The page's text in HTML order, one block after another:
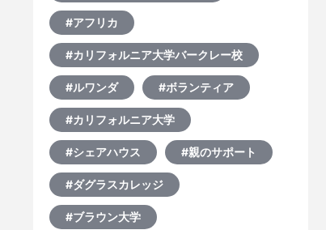
#アフリカ
#カリフォルニア大学バークレー校
#ルワンダ #ボランティア
#カリフォルニア大学
#シェアハウス #親のサポート
#ダグラスカレッジ
#ブラウン大学